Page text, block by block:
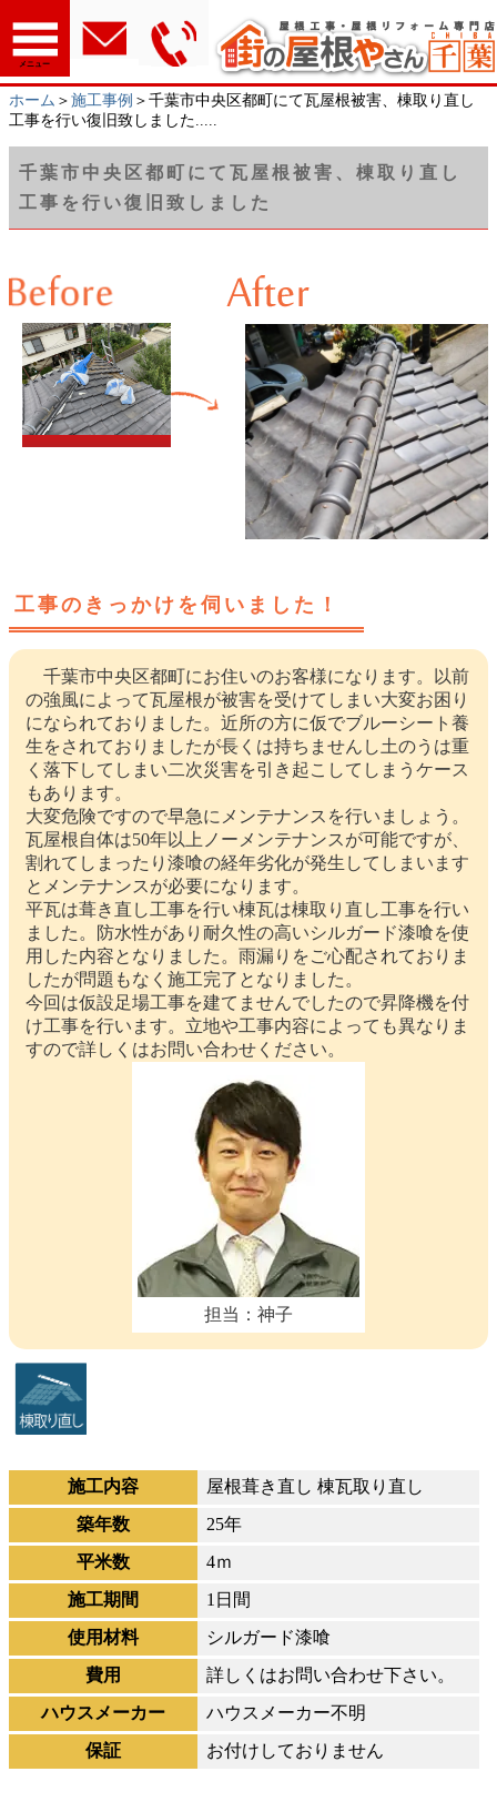
メニュー
ホーム ＞ 施工事例 ＞千葉市中央区都町にて瓦屋根被害、棟取り直し
工事を行い復旧致しました.....
千葉市中央区都町にて瓦屋根被害、棟取り直し
工事を行い復旧致しました
工事のきっかけを伺いました！
千葉市中央区都町にお住いのお客様になります。以前
の強風によって瓦屋根が被害を受けてしまい大変お困り
になられておりました。近所の方に仮でブルーシート養
生をされておりましたが長くは持ちませんし土のうは重
く落下してしまい二次災害を引き起こしてしまうケース
もあります。
大変危険ですので早急にメンテナンスを行いましょう。
瓦屋根自体は50年以上ノーメンテナンスが可能ですが、
割れてしまったり漆喰の経年劣化が発生してしまいます
とメンテナンスが必要になります。
平瓦は葺き直し工事を行い棟瓦は棟取り直し工事を行い
ました。防水性があり耐久性の高いシルガード漆喰を使
用した内容となりました。雨漏りをご心配されておりま
したが問題もなく施工完了となりました。
今回は仮設足場工事を建てませんでしたので昇降機を付
け工事を行います。立地や工事内容によっても異なりま
すので詳しくはお問い合わせください。
担当：神子
施工内容
屋根葺き直し 棟瓦取り直し
築年数
25年
平米数
4ｍ
施工期間
1日間
使用材料
シルガード漆喰
費用
詳しくはお問い合わせ下さい。
ハウスメーカー
ハウスメーカー不明
保証
お付けしておりません